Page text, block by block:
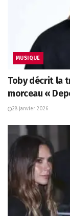
MUSIQUE
Toby décrit la
morceau «
28 janvier 2026